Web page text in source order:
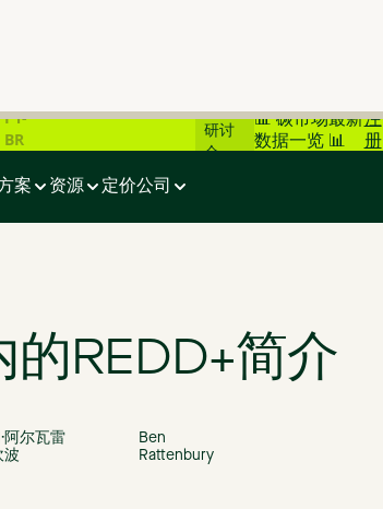
PT-
BR
在线
研讨
会
📊 碳市场最新
数据一览 📊
注
册
案 资源 定价公司
REDD+简介
阿尔瓦雷
波
Ben
Rattenbury